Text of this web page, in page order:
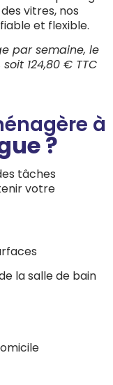
vitres, nos
et flexible.
par semaine, le
124,80 € TTC
à
?
tâches
votre
la salle de bain